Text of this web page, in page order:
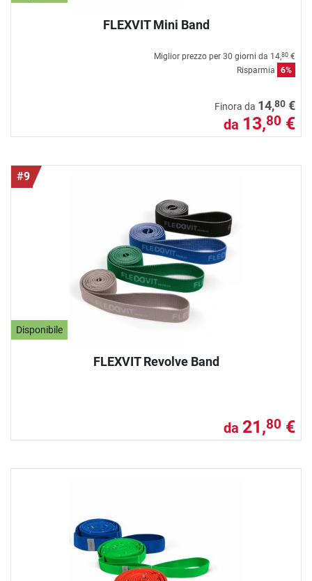
FLEXVIT Mini Band
Miglior prezzo per 30 giorni da 14,80 €
Risparmia
6%
Finora da 14,80 €
da 13,80 €
#9
Disponibile
FLEXVIT Revolve Band
da 21,80 €